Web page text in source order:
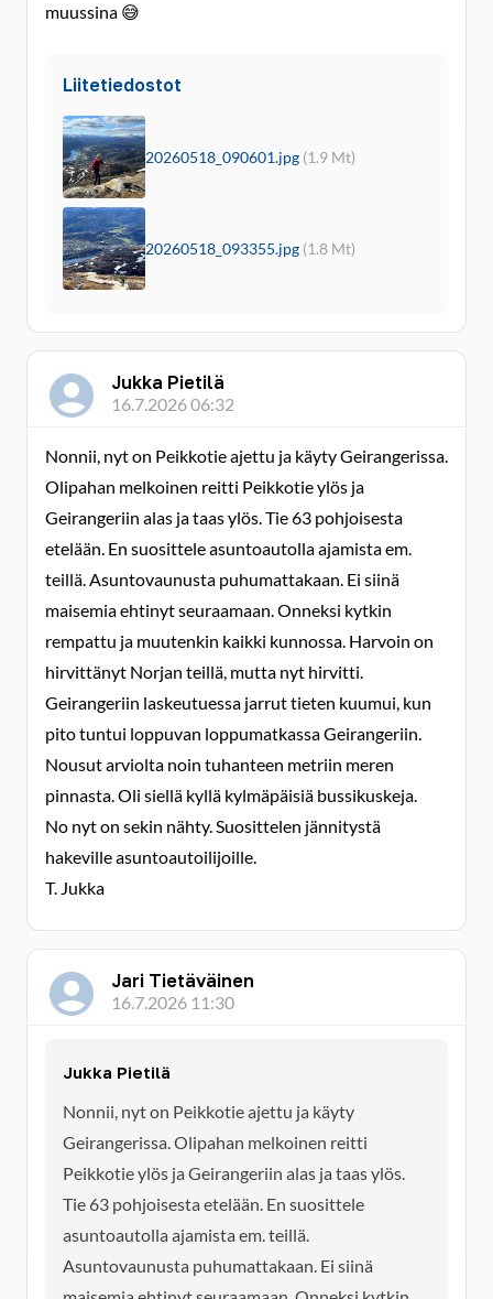
muussina 😅
Liitetiedostot
20260518_090601.jpg (1.9 Mt)
20260518_093355.jpg (1.8 Mt)
Jukka Pietilä
16.7.2026 06:32
Nonnii, nyt on Peikkotie ajettu ja käyty Geirangerissa.
Olipahan melkoinen reitti Peikkotie ylös ja
Geirangeriin alas ja taas ylös. Tie 63 pohjoisesta
etelään. En suosittele asuntoautolla ajamista em.
teillä. Asuntovaunusta puhumattakaan. Ei siinä
maisemia ehtinyt seuraamaan. Onneksi kytkin
rempattu ja muutenkin kaikki kunnossa. Harvoin on
hirvittänyt Norjan teillä, mutta nyt hirvitti.
Geirangeriin laskeutuessa jarrut tieten kuumui, kun
pito tuntui loppuvan loppumatkassa Geirangeriin.
Nousut arviolta noin tuhanteen metriin meren
pinnasta. Oli siellä kyllä kylmäpäisiä bussikuskeja.
No nyt on sekin nähty. Suosittelen jännitystä
hakeville asuntoautoilijoille.
T. Jukka
Jari Tietäväinen
16.7.2026 11:30
Jukka Pietilä
Nonnii, nyt on Peikkotie ajettu ja käyty
Geirangerissa. Olipahan melkoinen reitti
Peikkotie ylös ja Geirangeriin alas ja taas ylös.
Tie 63 pohjoisesta etelään. En suosittele
asuntoautolla ajamista em. teillä.
Asuntovaunusta puhumattakaan. Ei siinä